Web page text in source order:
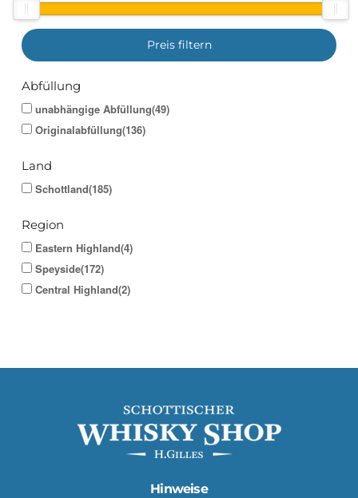
Preis filtern
Abfüllung
unabhängige Abfüllung(49)
Originalabfüllung(136)
Land
Schottland(185)
Region
Eastern Highland(4)
Speyside(172)
Central Highland(2)
Hinweise